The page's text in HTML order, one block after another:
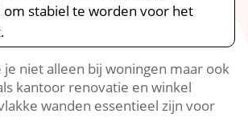
stabiel te worden voor het
je niet alleen bij woningen maar ook
kantoor renovatie en winkel
wanden essentieel zijn voor